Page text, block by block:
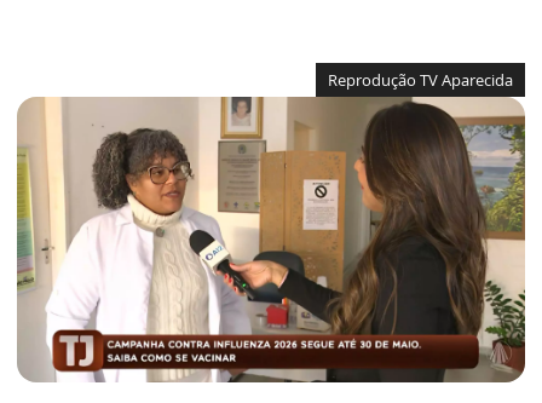
Reprodução TV Aparecida